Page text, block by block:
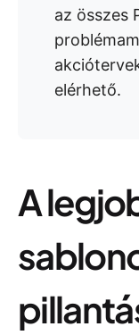
az összes
elérhető.
A